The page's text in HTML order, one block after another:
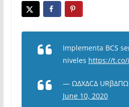
Implementa BCS
niveles https://t.co/
— ΩΔXΔCΔ URβΔΠΩ
June 10, 2020